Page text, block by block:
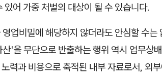
있어 가중 처벌의 대상이 될 수 있습니다.
업비밀에 해당하지 않더라도 안심할 수
'을 무단으로 반출하는 행위 역시 업무상
력과 비용으로 축적된 내부 자료로서, 외